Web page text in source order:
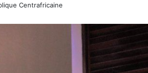
Centrafricaine